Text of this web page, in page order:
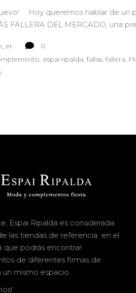
Hoy queremos hablar de un
FALLERA DEL MERCADO, una
0
, espai ripalda, fallas, fallera,
Espai Ripalda es considerada
las tiendas de referencia en el
que podrás encontrar
de diferentes firmas de
un mismo espacio.